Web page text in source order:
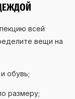
всей
вещи на
обувь;
размеру;